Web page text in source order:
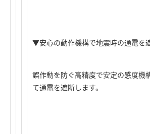
▼安心の動作機構で地震時の通電を
誤作動を防ぐ高精度で安定の感度機
て通電を遮断します。